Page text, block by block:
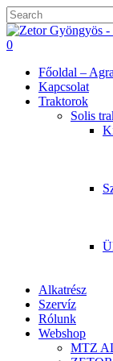
Skip
to
main
Close
Search
search
0
Főoldal –
Kapcsolat
Traktorok
Solis
Alkatrész
Szervíz
Rólunk
Webshop
MTZ